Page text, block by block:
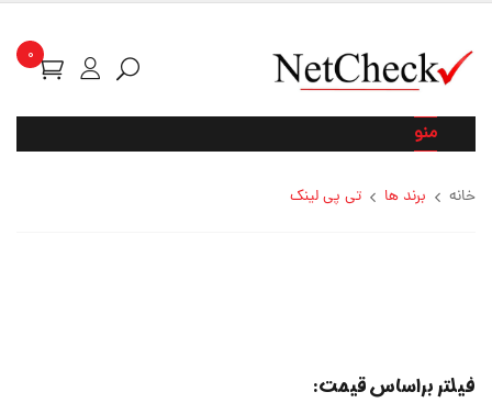
0
منو
خانه برند ها تی پی لینک
فیلتر براساس قیمت: